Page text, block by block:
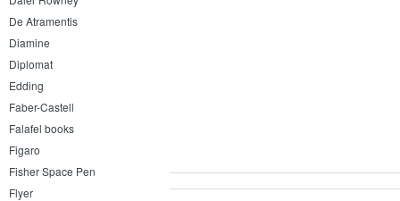
De Atramentis
Diamine
Diplomat
Edding
Faber-Castell
Falafel books
Figaro
Fisher Space Pen
Flyer